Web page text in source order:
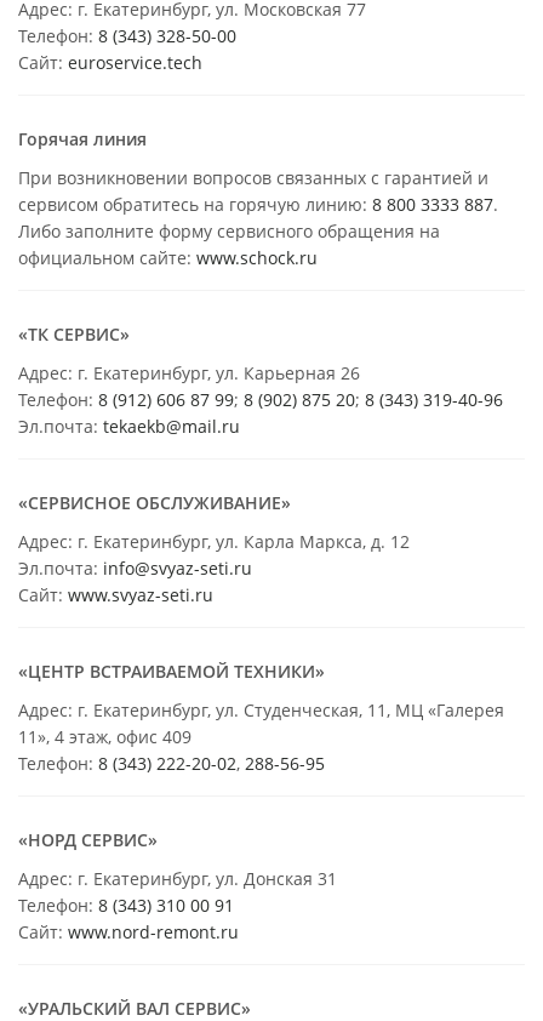
Адрес: г. Екатеринбург, ул. Московская 77
Телефон: 8 (343) 328-50-00
Сайт: euroservice.tech
Горячая линия
При возникновении вопросов связанных с гарантией и
сервисом обратитесь на горячую линию: 8 800 3333 887.
Либо заполните форму сервисного обращения на
официальном сайте: www.schock.ru
«ТК СЕРВИС»
Адрес: г. Екатеринбург, ул. Карьерная 26
Телефон: 8 (912) 606 87 99; 8 (902) 875 20; 8 (343) 319-40-96
Эл.почта: tekaekb@mail.ru
«СЕРВИСНОЕ ОБСЛУЖИВАНИЕ»
Адрес: г. Екатеринбург, ул. Карла Маркса, д. 12
Эл.почта: info@svyaz-seti.ru
Сайт: www.svyaz-seti.ru
«ЦЕНТР ВСТРАИВАЕМОЙ ТЕХНИКИ»
Адрес: г. Екатеринбург, ул. Студенческая, 11, МЦ «Галерея
11», 4 этаж, офис 409
Телефон: 8 (343) 222-20-02, 288-56-95
«НОРД СЕРВИС»
Адрес: г. Екатеринбург, ул. Донская 31
Телефон: 8 (343) 310 00 91
Сайт: www.nord-remont.ru
«УРАЛЬСКИЙ ВАЛ СЕРВИС»